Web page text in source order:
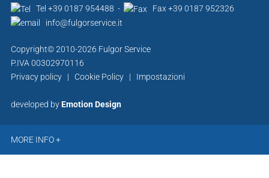
Tel +39 0187 954488 -
Fax +39 0187 952326
info@fulgorservice.it
Copyright© 2010-2026 Fulgor Service
P.IVA 00302970116
Privacy policy| Cookie Policy| Impostazioni
developed byEmotion Design
MORE INFO +